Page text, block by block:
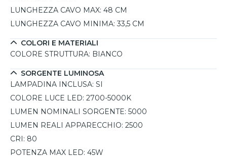
assicura efficienza e bassi consumi, e il controllo avviene
LUNGHEZZA CAVO MAX: 48 CM
LUNGHEZZA CAVO MINIMA: 33,5 CM
COLORI E MATERIALI
COLORE STRUTTURA: BIANCO
SORGENTE LUMINOSA
LAMPADINA INCLUSA: SI
COLORE LUCE LED: 2700-5000K
LUMEN NOMINALI SORGENTE: 5000
LUMEN REALI APPARECCHIO: 2500
CRI: 80
POTENZA MAX LED: 45W